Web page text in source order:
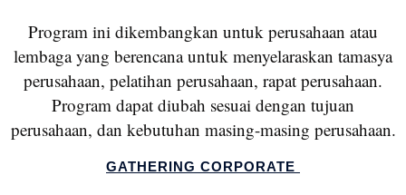
Program ini dikembangkan untuk perusahaan atau
lembaga yang berencana untuk menyelaraskan tamasya
perusahaan, pelatihan perusahaan, rapat perusahaan.
Program dapat diubah sesuai dengan tujuan
perusahaan, dan kebutuhan masing-masing perusahaan.
GATHERING CORPORATE